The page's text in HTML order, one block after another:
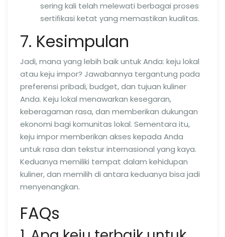
sering kali telah melewati berbagai proses
sertiﬁkasi ketat yang memastikan kualitas.
7. Kesimpulan
Jadi, mana yang lebih baik untuk Anda: keju lokal
atau keju impor? Jawabannya tergantung pada
preferensi pribadi, budget, dan tujuan kuliner
Anda. Keju lokal menawarkan kesegaran,
keberagaman rasa, dan memberikan dukungan
ekonomi bagi komunitas lokal. Sementara itu,
keju impor memberikan akses kepada Anda
untuk rasa dan tekstur internasional yang kaya.
Keduanya memiliki tempat dalam kehidupan
kuliner, dan memilih di antara keduanya bisa jadi
menyenangkan.
FAQs